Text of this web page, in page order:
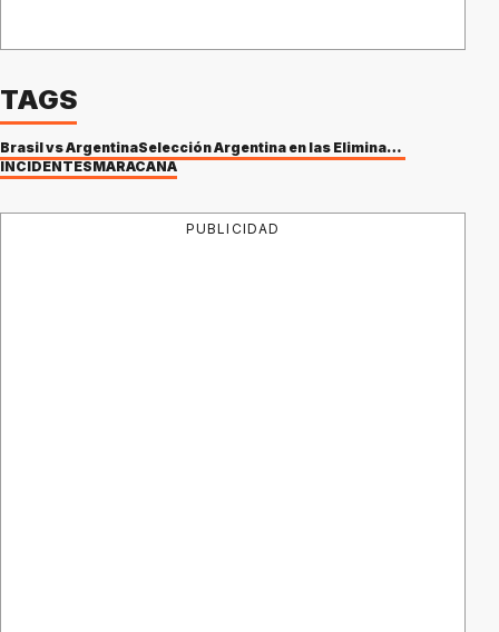
TAGS
Brasil vs Argentina
Selección Argentina en las Eliminatorias para el Mundial 2026
INCIDENTESMARACANA
PUBLICIDAD